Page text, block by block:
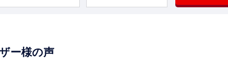
ー様の声